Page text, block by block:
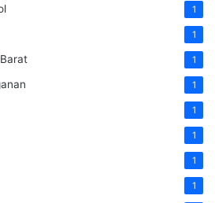
1
1
1
1
1
1
1
1